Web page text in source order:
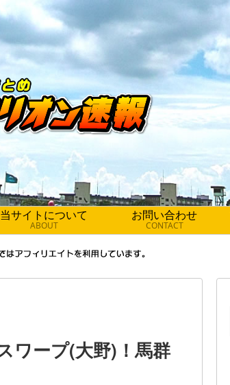
当サイトについて
ABOUT
お問い合わせ
CONTACT
ワープ(大野)！馬群